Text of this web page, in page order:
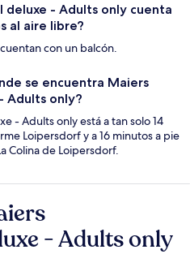
deluxe - Adults only cuenta
al aire libre?
con un balcón.
se encuentra Maiers
Adults only?
- Adults only está a tan solo 14
Loipersdorf y a 16 minutos a pie
Colina de Loipersdorf.
- Adults only